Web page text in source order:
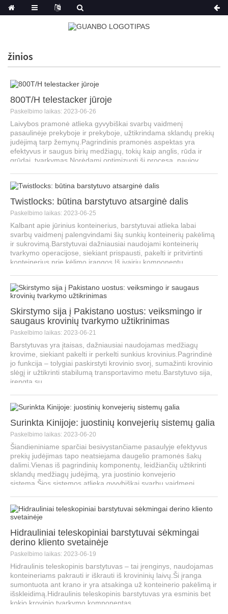
žinios
800T/H telestacker jūroje
Paskelbimo laikas: 2023-06-26
Laivybos pramonė atlieka gyvybiškai svarbų vaidmenį
pasaulinėje prekyboje ir prekyboje, užtikrindama sklandų prekių
judėjimą tarp žemynų.Pagrindinis pramonės aspektas yra
efektyvus ir saugus birių medžiagų, tokių kaip anglis, rūda ir
grūdai, tvarkymas.Norėdami optimizuoti šį procesą, naujov...
Twistlocks: būtina barstytuvo atsarginė dalis
Paskelbimo laikas: 2023-06-25
Kalbant apie jūrinius konteinerius, barstytuvai atlieka labai
svarbų vaidmenį palengvindami šių sunkių konteinerių pakėlimą
ir sukrovimą.Barstytuvai dažniausiai naudojami konteinerių
tvarkymo operacijose, siekiant prispausti, pakelti ir pritvirtinti
konteinerius prie kėlimo įrangos.Iš įvairių komponentų...
Skirstymo sija į Pakistano uostus: veiksmingo ir
saugaus krovinių tvarkymo užtikrinimas
Paskelbimo laikas: 2023-06-21
Barstytuvas yra įtaisas, dažniausiai naudojamas medžiagų
krovime, siekiant pakelti ir perkelti sunkius krovinius.Pagrindinė
jo funkcija – tolygiai paskirstyti krovinio svorį, sumažinti krovinio
slėgį ir užtikrinti stabilumą transportavimo metu.Barstytuvo sija,
įrengta su...
Surinkta Kinijoje: juostinių konvejerių sistemų galia
Paskelbimo laikas: 2023-06-20
Šiandieniniame sparčiai besivystančiame pasaulyje efektyvus
prekių judėjimas tapo neatsiejama daugelio pramonės šakų
dalimi.Vienas iš pagrindinių komponentų, leidžiančių užtikrinti
sklandų medžiagų judėjimą, yra juostinio konvejerio
sistema.Šios sistemos atlieka gyvybiškai svarbų vaidmenį
Hidrauliniai teleskopiniai barstytuvai sėkmingai
derino kliento svetainėje
Paskelbimo laikas: 2023-06-19
Hidraulinis teleskopinis barstytuvas – tai įrenginys, naudojamas
konteineriams pakrauti ir iškrauti iš krovininių laivų.Ši įranga
sumontuota ant krano ir yra atsakinga už konteinerio pakėlimą ir
išskleidimą.Hidraulinis teleskopinis barstytuvas yra esminis bet
kokio krovinio tvarkymo komponentas...